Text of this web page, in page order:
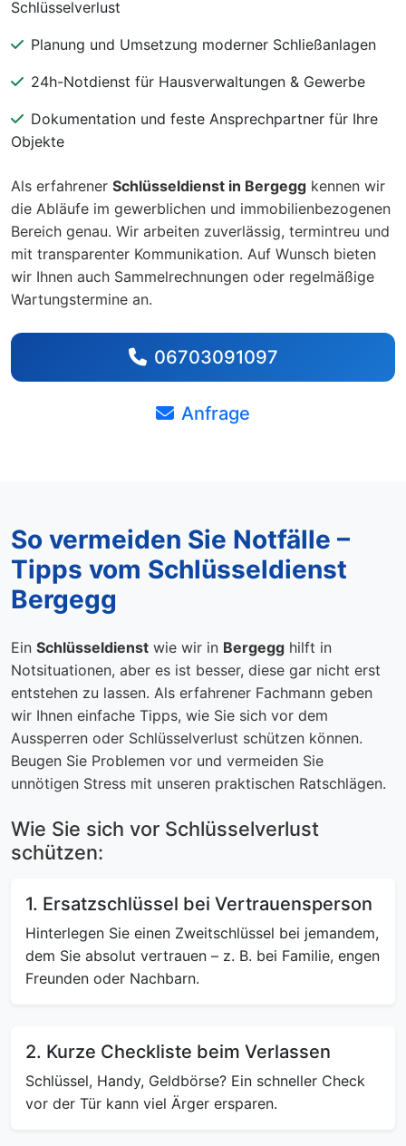
Schlüsselverlust
Planung und Umsetzung moderner Schließanlagen
24h-Notdienst für Hausverwaltungen & Gewerbe
Dokumentation und feste Ansprechpartner für Ihre
Objekte
Als erfahrener Schlüsseldienst in Bergegg kennen wir
die Abläufe im gewerblichen und immobilienbezogenen
Bereich genau. Wir arbeiten zuverlässig, termintreu und
mit transparenter Kommunikation. Auf Wunsch bieten
wir Ihnen auch Sammelrechnungen oder regelmäßige
Wartungstermine an.
06703091097
Anfrage
So vermeiden Sie Notfälle –
Tipps vom Schlüsseldienst
Bergegg
Ein Schlüsseldienst wie wir in Bergegg hilft in
Notsituationen, aber es ist besser, diese gar nicht erst
entstehen zu lassen. Als erfahrener Fachmann geben
wir Ihnen einfache Tipps, wie Sie sich vor dem
Aussperren oder Schlüsselverlust schützen können.
Beugen Sie Problemen vor und vermeiden Sie
unnötigen Stress mit unseren praktischen Ratschlägen.
Wie Sie sich vor Schlüsselverlust
schützen:
1. Ersatzschlüssel bei Vertrauensperson
Hinterlegen Sie einen Zweitschlüssel bei jemandem,
dem Sie absolut vertrauen – z. B. bei Familie, engen
Freunden oder Nachbarn.
2. Kurze Checkliste beim Verlassen
Schlüssel, Handy, Geldbörse? Ein schneller Check
vor der Tür kann viel Ärger ersparen.